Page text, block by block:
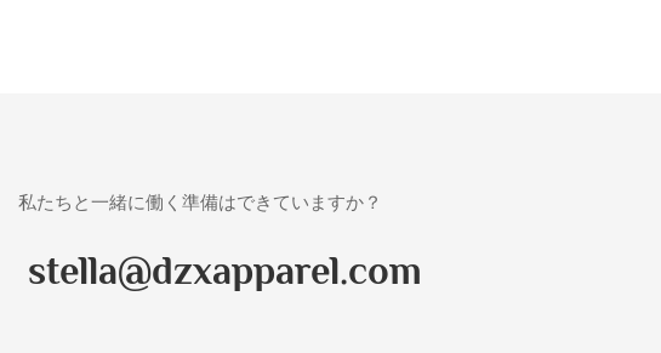
私たちと一緒に働く準備はできていますか？
stella@dzxapparel.com